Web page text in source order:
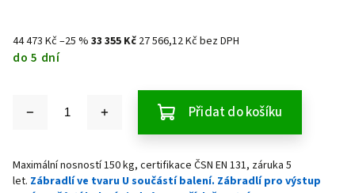
44 473 Kč–25 % 33 355 Kč 27 566,12 Kč bez DPH
do 5 dní
Přidat do košíku
Maximální nosností 150 kg, certifikace ČSN EN 131, záruka 5
let. Zábradlí ve tvaru U součástí balení. Zábradlí pro výstup